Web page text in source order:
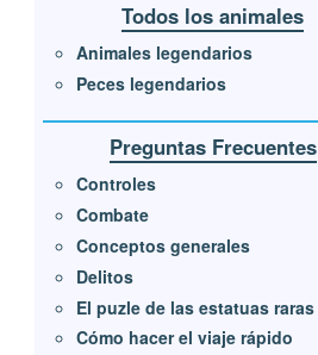
Todos los animales
Animales legendarios
Peces legendarios
Preguntas Frecuentes
Controles
Combate
Conceptos generales
Delitos
El puzle de las estatuas raras
Cómo hacer el viaje rápido